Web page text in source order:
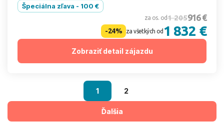
Špeciálna zľava - 100 €
za os. od1 205916 €
-24% za všetkých od 1 832 €
Zobraziť detail zájazdu
1 2
Ďalšia